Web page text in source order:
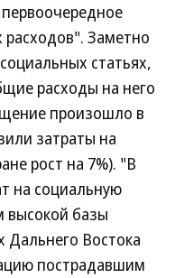
Заметно
статьях,
расходы на него
произошло в
затраты на
рост на 7%). "В
на социальную
высокой базы
Дальнего Востока
пострадавшим